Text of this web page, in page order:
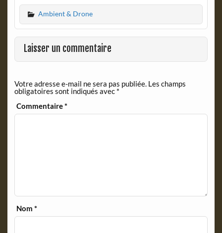
c
e
b
o
o
k
i
n
t
F
r
e
d
l
y
Ambient & Drone
Laisser un commentaire
Votre adresse e-mail ne sera pas publiée. Les champs
obligatoires sont indiqués avec *
Commentaire*
Nom*